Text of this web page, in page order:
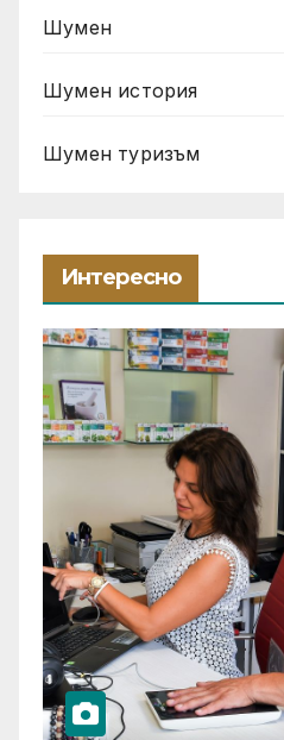
Шумен
Шумен история
Шумен туризъм
Интересно